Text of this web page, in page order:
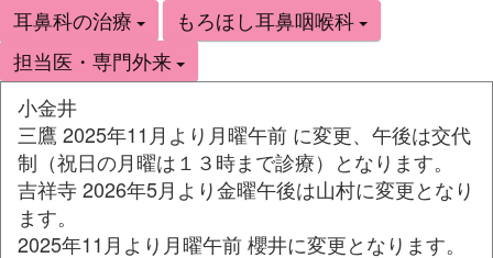
耳鼻科の治療
もろほし耳鼻咽喉科
担当医・専門外来
小金井
三鷹 2025年11月より月曜午前 に変更、午後は交代
制（祝日の月曜は１３時まで診療）となります。
吉祥寺 2026年5月より金曜午後は山村に変更となり
ます。
2025年11月より月曜午前 櫻井に変更となります。